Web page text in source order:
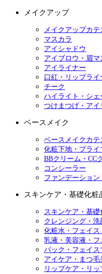
メイクアップ
メイクアップカテ
マスカラ
アイシャドウ
アイブロウ・眉マ
アイライナー
口紅・リップライ
チーク
ハイライト・シェ
つけまつげ・アイ
ベースメイク
ベースメイクカテ
化粧下地・プライ
BBクリーム・CC
コンシーラー
ファンデーション
スキンケア・基礎化粧
スキンケア・基
クレンジング・洗
化粧水・フェイ
乳液・美容液・フ
パック・フェイス
アイケア・まつ毛
リップケア・リ